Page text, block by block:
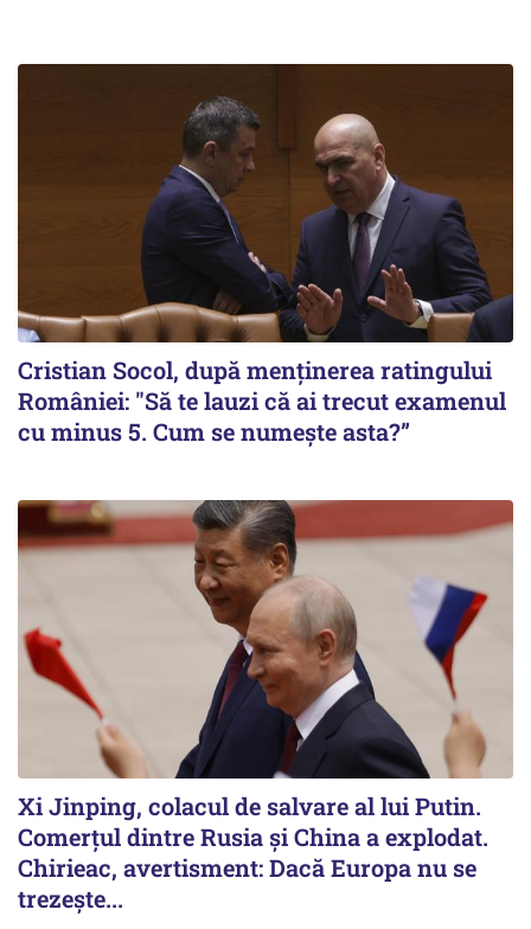
Cristian Socol, după menținerea ratingului
României: "Să te lauzi că ai trecut examenul
cu minus 5. Cum se numește asta?”
Xi Jinping, colacul de salvare al lui Putin.
Comerțul dintre Rusia și China a explodat.
Chirieac, avertisment: Dacă Europa nu se
trezește...